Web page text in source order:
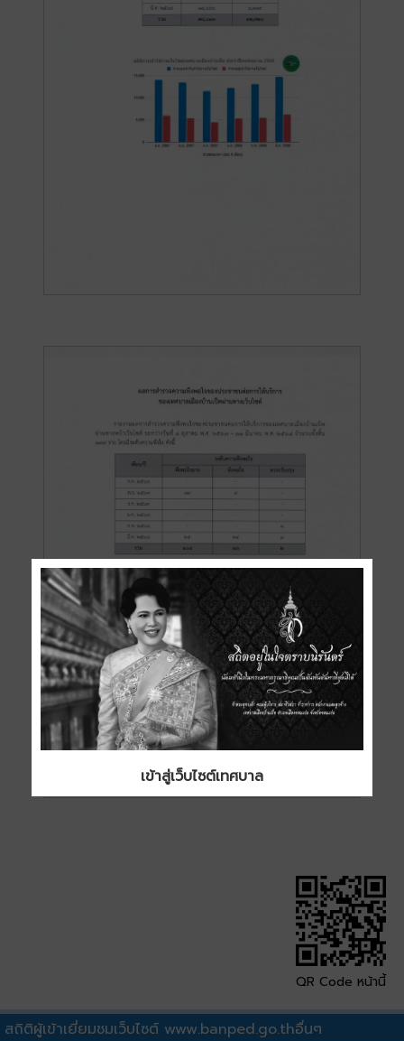
QR Code หน้านี้
สถิติผู้เข้าเยี่ยมชมเว็บไซต์ www.banped.go.thอื่นๆ
เข้าสู่เว็บไซต์เทศบาล